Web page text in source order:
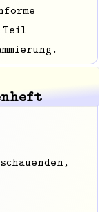
Teil